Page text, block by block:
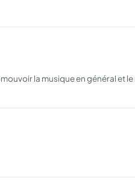
la musique en général et